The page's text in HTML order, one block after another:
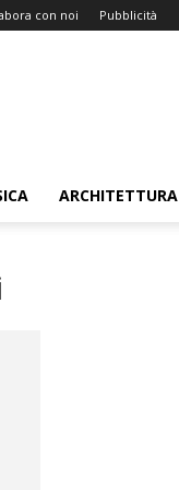
con noi Pubblicità
ARCHITETTURA